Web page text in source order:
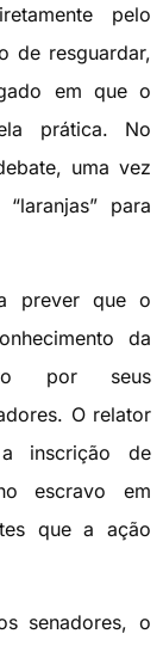
pelo
de resguardar,
em que o
prática. No
uma vez
para
prever que o
da
por seus
O relator
inscrição de
escravo em
que a ação
senadores, o